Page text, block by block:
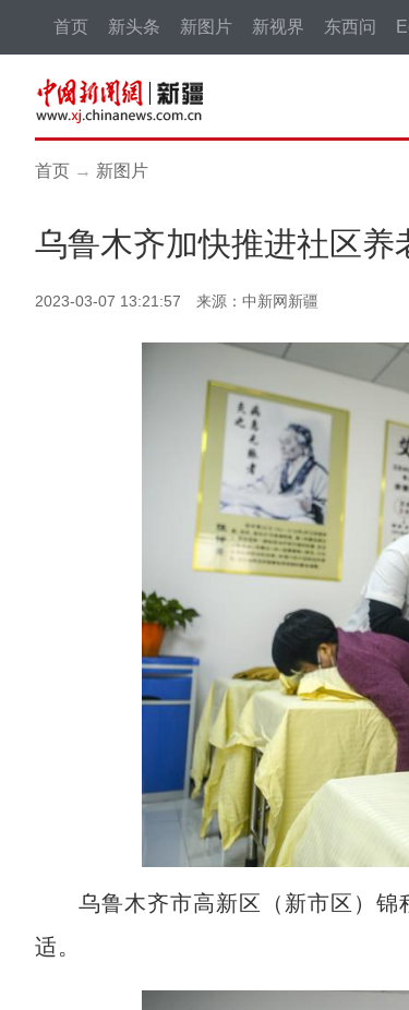
首页 新头条 新图片 新视界 东西问
首页 → 新图片
乌鲁木齐加快推进社区养
2023-03-07 13:21:57 来源：中新网新疆
乌鲁木齐市高新区（新市区）
适。